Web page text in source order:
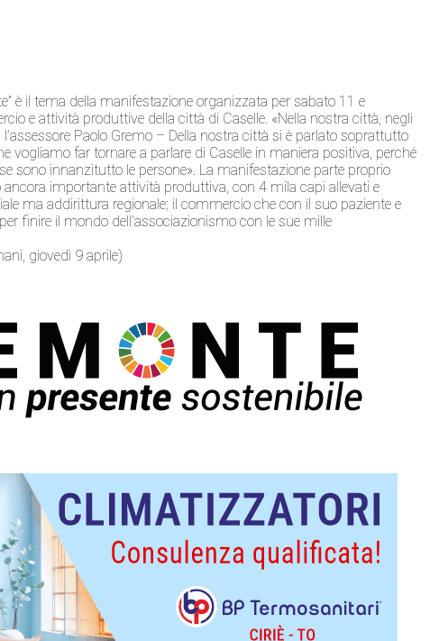
è il tema della manifestazione organizzata per sabato 11 e
e attività produttive della città di Caselle. «Nella nostra città, negli
Paolo Gremo – Della nostra città si è parlato soprattutto
vogliamo far tornare a parlare di Caselle in maniera positiva, perché
sono innanzitutto le persone». La manifestazione parte proprio
ancora importante attività produttiva, con 4 mila capi allevati e
ma addirittura regionale; il commercio che con il suo paziente e
finire il mondo dell’associazionismo con le sue mille
giovedì 9 aprile)